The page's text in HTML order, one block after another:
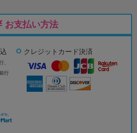
お支払い方法
、
行
クレジットカード決済